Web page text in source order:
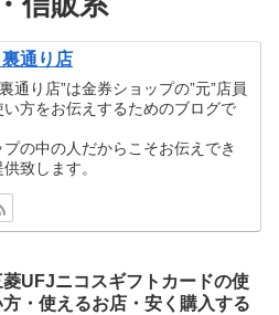
通り店
通り店”は金券ショップの”元”店員
い方をお伝えするためのブログで
の中の人だからこそお伝えでき
致します。
菱UFJニコスギフトカードの使
方・使えるお店・安く購入する